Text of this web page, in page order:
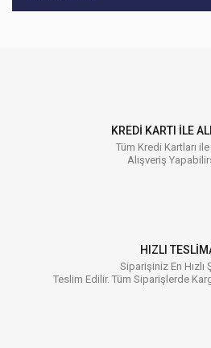
KREDİ KARTI İLE
Tüm Kredi Kartları
Alışveriş
HIZLI
Siparişiniz En Hızlı
Teslim Edilir. Tüm Siparişlerde